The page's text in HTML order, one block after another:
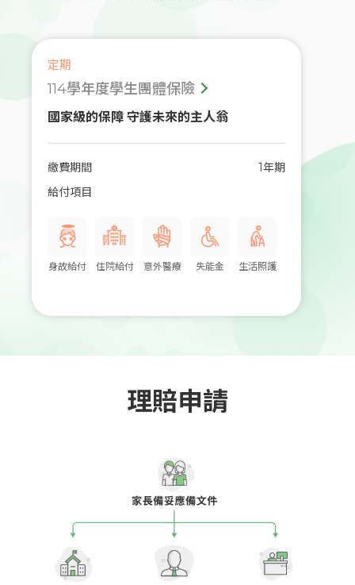
定期
114學年度學生團體保險
國家級的保障 守護未來的主人翁
繳費期間
1年期
給付項目
身故給付 住院給付 意外醫療 失能金 生活照護
理賠申請